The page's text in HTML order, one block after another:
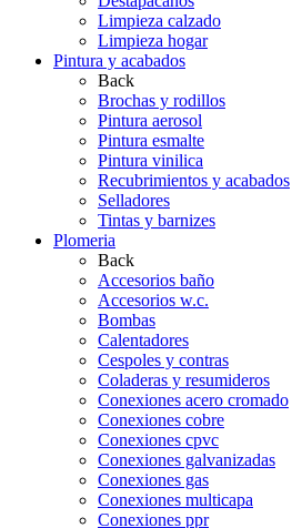
Limpieza calzado
Limpieza hogar
Pintura y acabados
Back
Brochas y rodillos
Pintura aerosol
Pintura esmalte
Pintura vinilica
Recubrimientos y acabados
Selladores
Tintas y barnizes
Plomeria
Back
Accesorios baño
Accesorios w.c.
Bombas
Calentadores
Cespoles y contras
Coladeras y resumideros
Conexiones acero cromado
Conexiones cobre
Conexiones cpvc
Conexiones galvanizadas
Conexiones gas
Conexiones multicapa
Conexiones ppr